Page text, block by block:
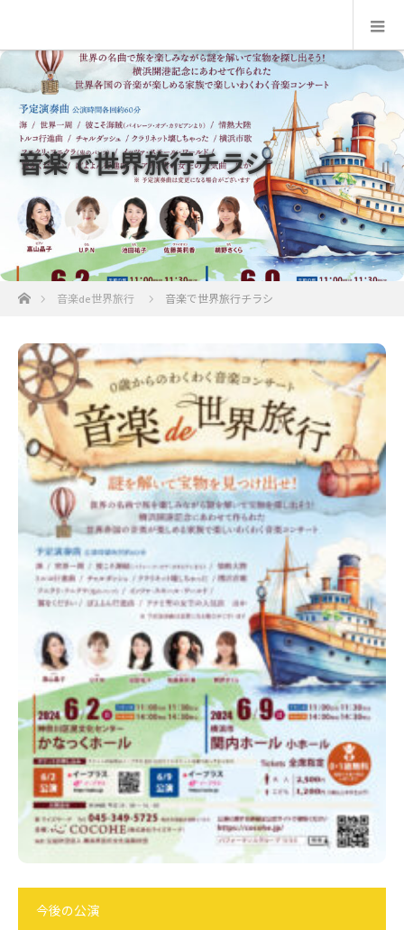
音楽で世界旅行チラシ
ホーム音楽de世界旅行 音楽で世界旅行チラシ
今後の公演